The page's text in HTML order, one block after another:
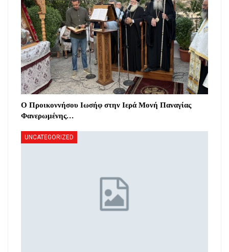
Ο Προικοννήσου Ιωσήφ στην Ιερά Μονή Παναγίας
Φανερωμένης…
UNCATEGORIZED